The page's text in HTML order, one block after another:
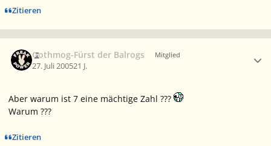
Zitieren
Gothmog-Fürst der Balrogs Mitglied
27. Juli 200521 J.
Aber warum ist 7 eine mächtige Zahl ???
Warum ???
Zitieren